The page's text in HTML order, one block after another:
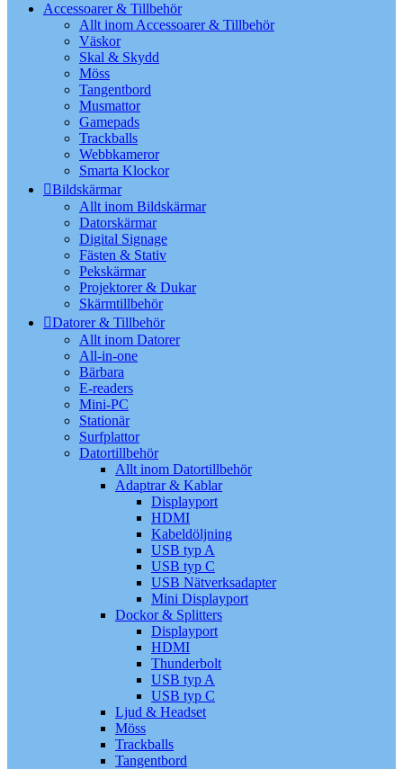
Accessoarer & Tillbehör
Allt inom Accessoarer & Tillbehör
Väskor
Skal & Skydd
Möss
Tangentbord
Musmattor
Gamepads
Trackballs
Webbkameror
Smarta Klockor
Bildskärmar
Allt inom Bildskärmar
Datorskärmar
Digital Signage
Fästen & Stativ
Pekskärmar
Projektorer & Dukar
Skärmtillbehör
Datorer & Tillbehör
Allt inom Datorer
All-in-one
Bärbara
E-readers
Mini-PC
Stationär
Surfplattor
Datortillbehör
Allt inom Datortillbehör
Adaptrar & Kablar
Displayport
HDMI
Kabeldöljning
USB typ A
USB typ C
USB Nätverksadapter
Mini Displayport
Dockor & Splitters
Displayport
HDMI
Thunderbolt
USB typ A
USB typ C
Ljud & Headset
Möss
Trackballs
Tangentbord